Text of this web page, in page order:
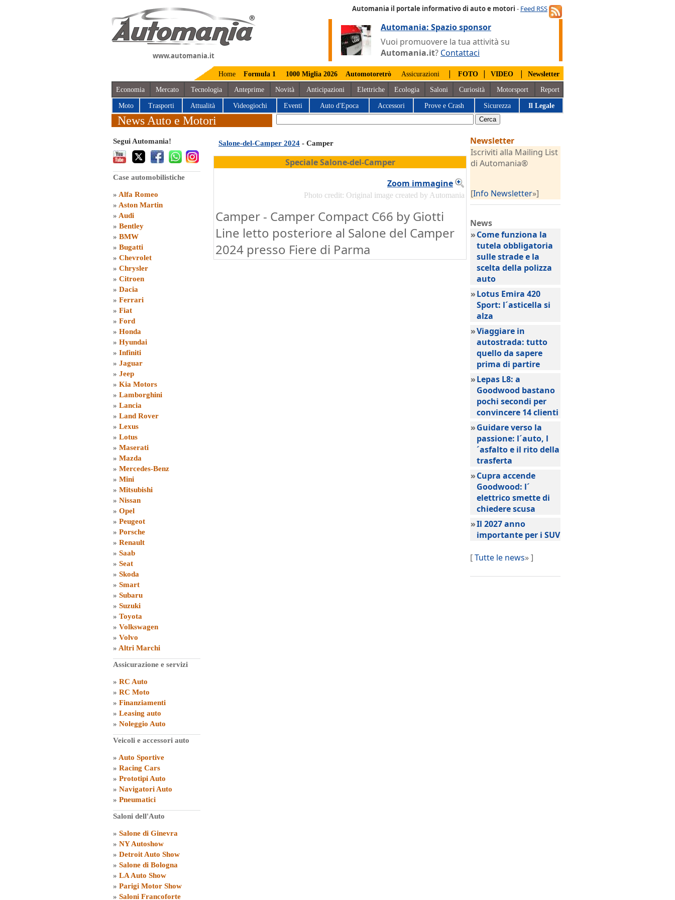
www.automania.it
Automania il portale informativo di auto e motori - Feed RSS
Automania: Spazio sponsor
Vuoi promuovere la tua attività su
Automania.it? Contattaci
Home Formula 1 1000 Miglia 2026 Automotoretrò Assicurazioni | FOTO | VIDEO | Newsletter
Economia Mercato Tecnologia Anteprime Novità Anticipazioni Elettriche Ecologia Saloni Curiosità Motorsport Report
Moto Trasporti Attualità Videogiochi Eventi Auto d'Epoca Accessori Prove e Crash Sicurezza Il Legale
News Auto e Motori
Segui Automania!
Case automobilistiche
» Alfa Romeo
» Aston Martin
» Audi
» Bentley
» BMW
» Bugatti
» Chevrolet
» Chrysler
» Citroen
» Dacia
» Ferrari
» Fiat
» Ford
» Honda
» Hyundai
» Infiniti
» Jaguar
» Jeep
» Kia Motors
» Lamborghini
» Lancia
» Land Rover
» Lexus
» Lotus
» Maserati
» Mazda
» Mercedes-Benz
» Mini
» Mitsubishi
» Nissan
» Opel
» Peugeot
» Porsche
» Renault
» Saab
» Seat
» Skoda
» Smart
» Subaru
» Suzuki
» Toyota
» Volkswagen
» Volvo
» Altri Marchi
Assicurazione e servizi
» RC Auto
» RC Moto
» Finanziamenti
» Leasing auto
» Noleggio Auto
Veicoli e accessori auto
» Auto Sportive
» Racing Cars
» Prototipi Auto
» Navigatori Auto
» Pneumatici
Saloni dell'Auto
» Salone di Ginevra
» NY Autoshow
» Detroit Auto Show
» Salone di Bologna
» LA Auto Show
» Parigi Motor Show
» Saloni Francoforte
Salone-del-Camper 2024 - Camper
Speciale Salone-del-Camper
Zoom immagine
Photo credit: Original image created by Automania
Camper - Camper Compact C66 by Giotti
Line letto posteriore al Salone del Camper
2024 presso Fiere di Parma
Newsletter
Iscriviti alla Mailing List
di Automania®
[Info Newsletter»]
News
»Come funziona la
tutela obbligatoria
sulle strade e la
scelta della polizza
auto
»Lotus Emira 420
Sport: l´asticella si
alza
»Viaggiare in
autostrada: tutto
quello da sapere
prima di partire
»Lepas L8: a
Goodwood bastano
pochi secondi per
convincere 14 clienti
»Guidare verso la
passione: l´auto, l
´asfalto e il rito della
trasferta
»Cupra accende
Goodwood: l´
elettrico smette di
chiedere scusa
»Il 2027 anno
importante per i SUV
[Tutte le news» ]